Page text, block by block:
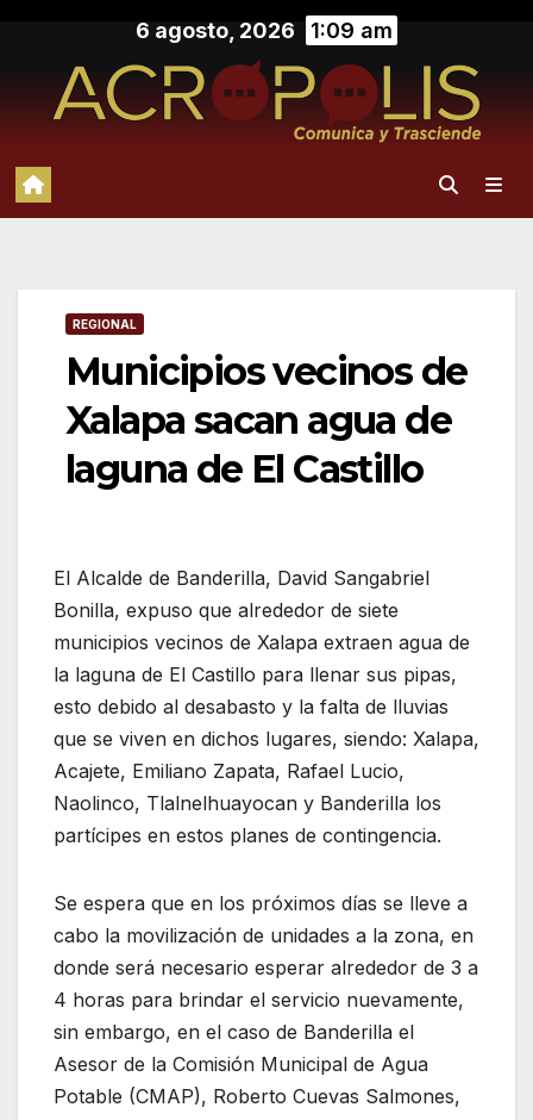
contenido
6 agosto, 2026 1:09 am
REGIONAL
Municipios vecinos de
Xalapa sacan agua de
laguna de El Castillo
El Alcalde de Banderilla, David Sangabriel
Bonilla, expuso que alrededor de siete
municipios vecinos de Xalapa extraen agua de
la laguna de El Castillo para llenar sus pipas,
esto debido al desabasto y la falta de lluvias
que se viven en dichos lugares, siendo: Xalapa,
Acajete, Emiliano Zapata, Rafael Lucio,
Naolinco, Tlalnelhuayocan y Banderilla los
partícipes en estos planes de contingencia.
Se espera que en los próximos días se lleve a
cabo la movilización de unidades a la zona, en
donde será necesario esperar alrededor de 3 a
4 horas para brindar el servicio nuevamente,
sin embargo, en el caso de Banderilla el
Asesor de la Comisión Municipal de Agua
Potable (CMAP), Roberto Cuevas Salmones,